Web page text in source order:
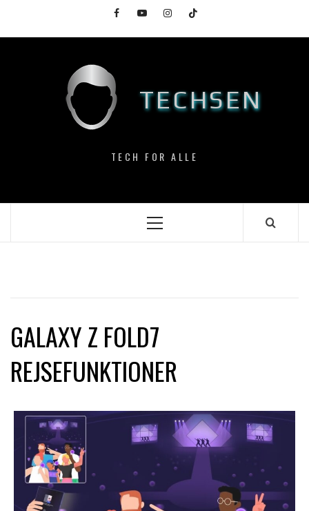
content
FacebookYouTubeInstagramTikTok
TECHSEN
TECH FOR ALLE
Primary
GALAXY Z FOLD7
REJSEFUNKTIONER